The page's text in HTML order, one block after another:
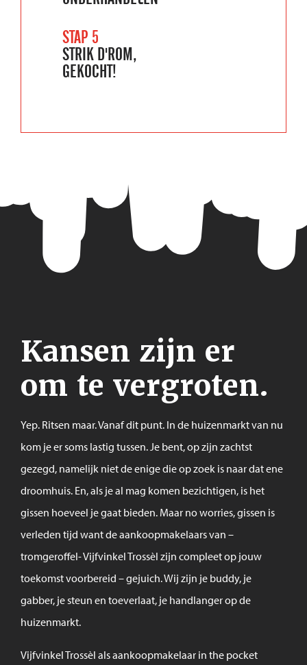
STAP 5
STRIK D'ROM,
GEKOCHT!
Kansen zijn er
om te vergroten.
Yep. Ritsen maar. Vanaf dit punt. In de huizenmarkt van nu
kom je er soms lastig tussen. Je bent, op zijn zachtst
gezegd, namelijk niet de enige die op zoek is naar dat ene
droomhuis. En, als je al mag komen bezichtigen, is het
gissen hoeveel je gaat bieden. Maar no worries, gissen is
verleden tijd want de aankoopmakelaars van –
tromgeroffel- Vijfvinkel Trossèl zijn compleet op jouw
toekomst voorbereid – gejuich. Wij zijn je buddy, je
gabber, je steun en toeverlaat, je handlanger op de
huizenmarkt.
Vijfvinkel Trossèl als aankoopmakelaar in the pocket